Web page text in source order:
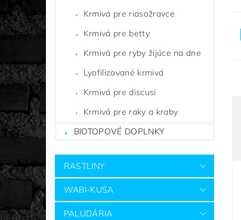
Krmivá pre riasožravce
Krmivá pre betty
Krmivá pre ryby žijúce na dne
Lyofilizované krmivá
Krmivá pre discusi
Krmivá pre raky a kraby
BIOTOPOVÉ DOPLNKY
RASTLINY
WABI-KUSA
PALUDÁRIA